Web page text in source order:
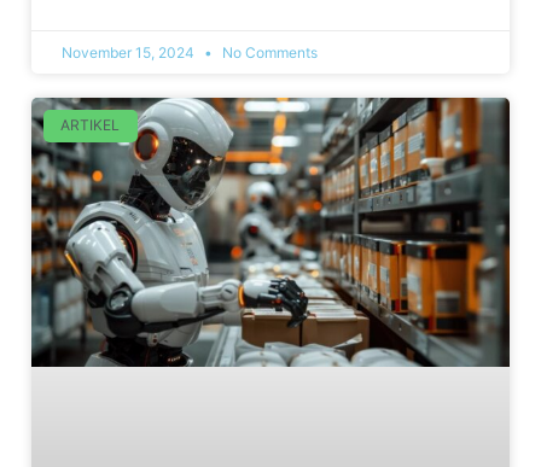
November 15, 2024 No Comments
ARTIKEL